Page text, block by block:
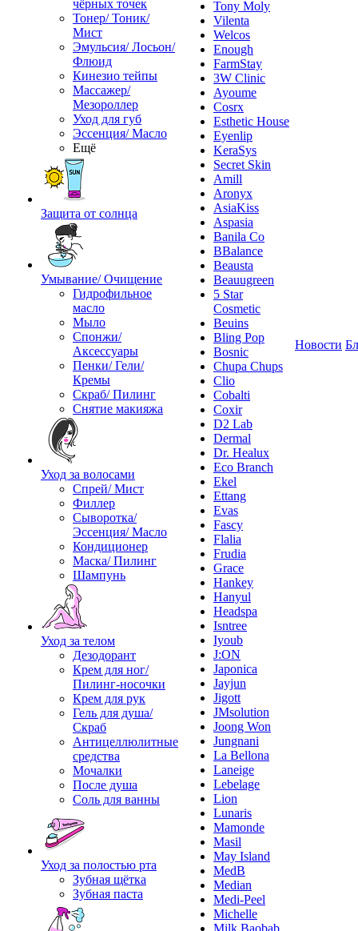
чёрных точек
Тонер/ Тоник/
Мист
Эмульсия/ Лосьон/
Флюид
Кинезио тейпы
Массажер/
Мезороллер
Уход для губ
Эссенция/ Масло
Ещё
Защита от солнца
Умывание/ Очищение
Гидрофильное
масло
Мыло
Спонжи/
Аксессуары
Пенки/ Гели/
Кремы
Скраб/ Пилинг
Снятие макияжа
Уход за волосами
Спрей/ Мист
Филлер
Сыворотка/
Эссенция/ Масло
Кондиционер
Маска/ Пилинг
Шампунь
Уход за телом
Дезодорант
Крем для ног/
Пилинг-носочки
Крем для рук
Гель для душа/
Скраб
Антицеллюлитные
средства
Мочалки
После душа
Соль для ванны
Уход за полостью рта
Зубная щётка
Зубная паста
Tony Moly
Vilenta
Welcos
Enough
FarmStay
3W Clinic
Ayoume
Cosrx
Esthetic House
Eyenlip
KeraSys
Secret Skin
Amill
Aronyx
AsiaKiss
Aspasia
Banila Co
BBalance
Beausta
Beauugreen
5 Star
Cosmetic
Beuins
Bling Pop
Bosnic
Chupa Chups
Clio
Cobalti
Coxir
D2 Lab
Dermal
Dr. Healux
Eco Branch
Ekel
Ettang
Evas
Fascy
Flalia
Frudia
Grace
Hankey
Hanyul
Headspa
Isntree
Iyoub
J:ON
Japonica
Jayjun
Jigott
JMsolution
Joong Won
Jungnani
La Bellona
Laneige
Lebelage
Lion
Lunaris
Mamonde
Masil
May Island
MedB
Median
Medi-Peel
Michelle
Milk Baobab
Новости